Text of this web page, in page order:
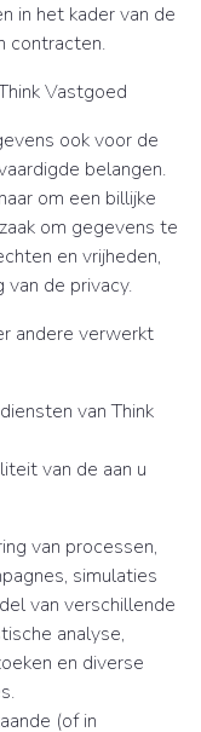
in het kader van de
contracten.
Vastgoed
ook voor de
belangen.
om een billijke
om gegevens te
en vrijheden,
de privacy.
andere verwerkt
van Think
van de aan u
van processen,
simulaties
van verschillende
analyse,
en diverse
(of in